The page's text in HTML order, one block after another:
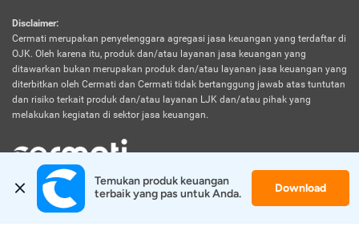
Disclaimer:
Cermati merupakan penyelenggara agregasi jasa keuangan yang terdaftar di
OJK. Oleh karena itu, produk dan/atau layanan jasa keuangan yang
ditawarkan bukan merupakan produk dan/atau layanan jasa keuangan yang
diterbitkan oleh Cermati dan Cermati tidak bertanggung jawab atas tuntutan
dan risiko terkait produk dan/atau layanan LJK dan/atau pihak yang
melakukan kegiatan di sektor jasa keuangan.
© 2026 Cermati. All Rights Reserved.
Temukan produk keuangan
terbaik yang pas untuk Anda.
Download